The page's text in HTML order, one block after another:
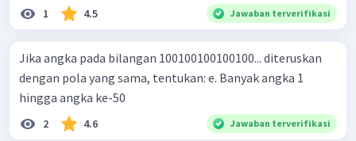
1 4.5 Jawaban terverifikasi
Jika angka pada bilangan 100100100100100... diteruskan
dengan pola yang sama, tentukan: e. Banyak angka 1
hingga angka ke-50
2 4.6 Jawaban terverifikasi